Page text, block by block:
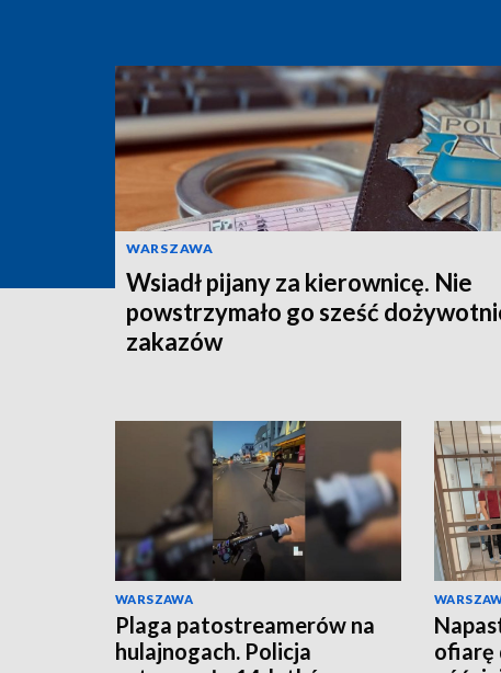
WARSZAWA
Wsiadł pijany za kierownicę. Nie
powstrzymało go sześć
zakazów
WARSZAWA
Plaga patostreamerów na
hulajnogach. Policja
ofiarę